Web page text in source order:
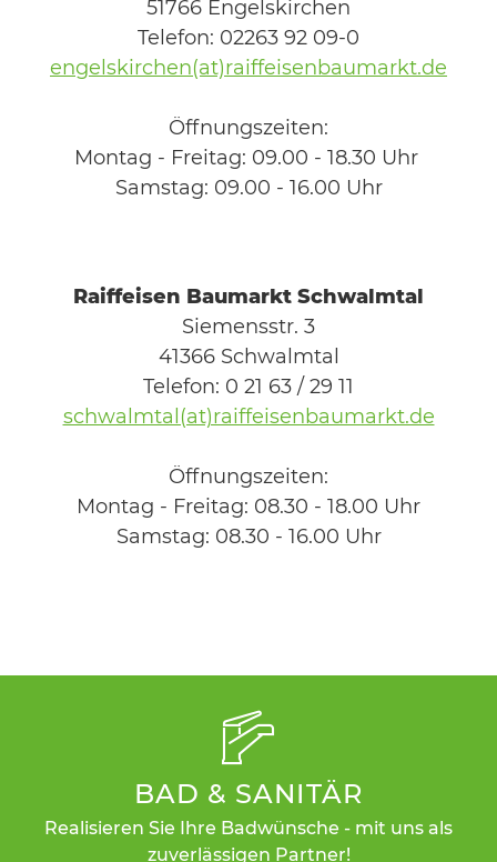
51766 Engelskirchen
Telefon: 02263 92 09-0
engelskirchen(at)raiffeisenbaumarkt.de
Öffnungszeiten:
Montag - Freitag: 09.00 - 18.30 Uhr
Samstag: 09.00 - 16.00 Uhr
Raiffeisen Baumarkt Schwalmtal
Siemensstr. 3
41366 Schwalmtal
Telefon: 0 21 63 / 29 11
schwalmtal(at)raiffeisenbaumarkt.de
Öffnungszeiten:
Montag - Freitag: 08.30 - 18.00 Uhr
Samstag: 08.30 - 16.00 Uhr
BAD & SANITÄR
Realisieren Sie Ihre Badwünsche - mit uns als
zuverlässigen Partner!